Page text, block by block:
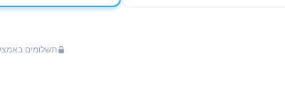
תשלומים